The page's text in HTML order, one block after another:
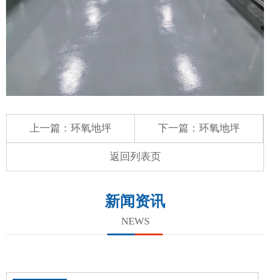
上一篇： 环氧地坪 下一篇： 环氧地坪
返回列表页
新闻资讯
NEWS